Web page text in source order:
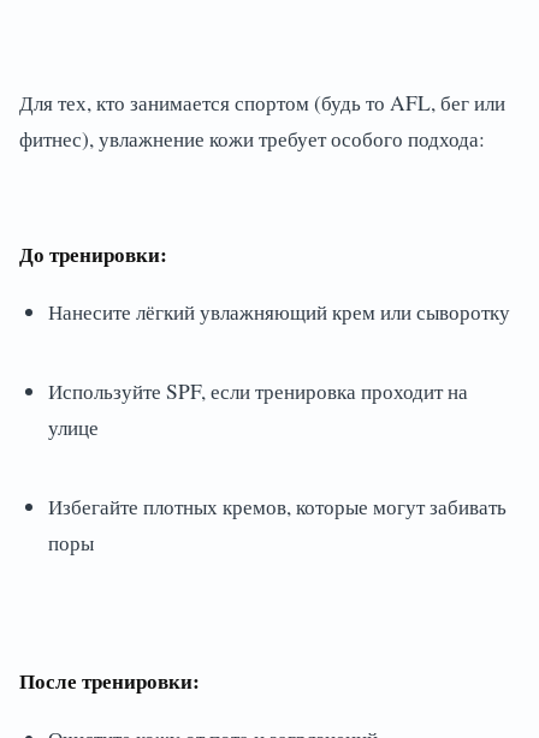
Для тех, кто занимается спортом (будь то AFL, бег или
фитнес), увлажнение кожи требует особого подхода:
До тренировки:
Нанесите лёгкий увлажняющий крем или сыворотку
Используйте SPF, если тренировка проходит на
улице
Избегайте плотных кремов, которые могут забивать
поры
После тренировки: